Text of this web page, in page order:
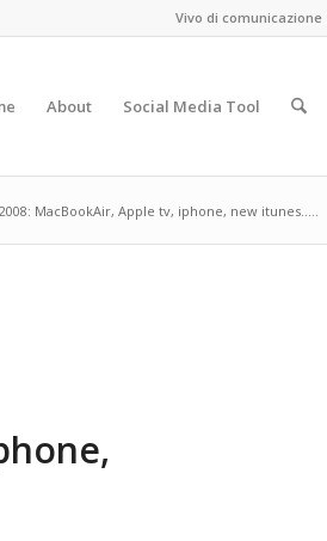
Vivo di comunicazione
About Social Media Tool
MacBookAir, Apple tv, iphone, new itunes…..